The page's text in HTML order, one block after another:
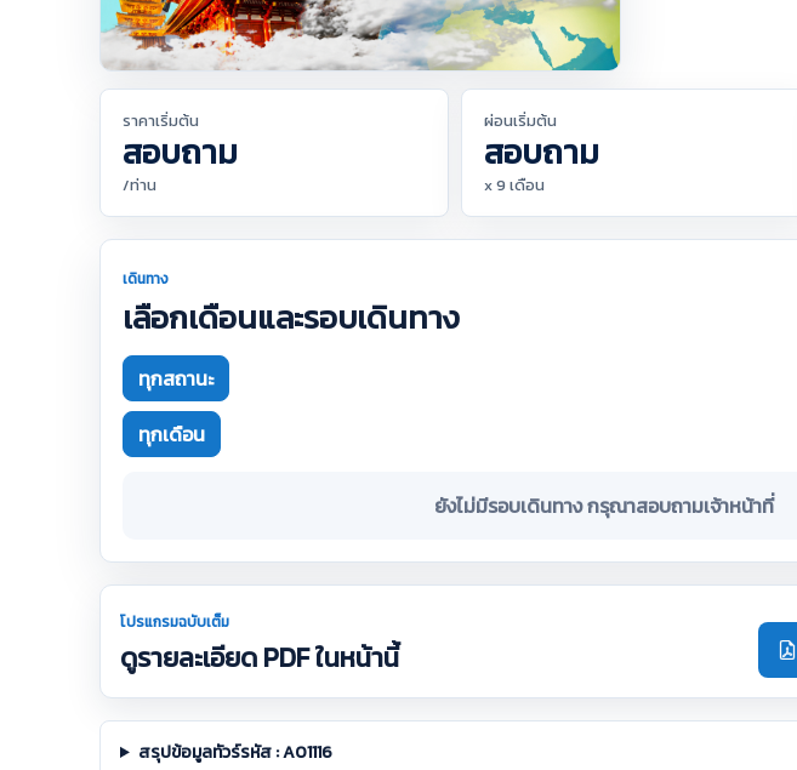
ราคาเริ่มต้น
สอบถาม
/ท่าน
ผ่อนเริ่มต้น
สอบถาม
x 9 เดือน
เดินทาง
เลือกเดือนและรอบเดินทาง
ทุกสถานะ
ทุกเดือน
ยังไม่มีรอบเดินทาง กรุณาสอบถามเจ้าหน้าที่
โปรแกรมฉบับเต็ม
ดูรายละเอียด PDF ในหน้านี้
สรุปข้อมูลทัวร์รหัส : A01116